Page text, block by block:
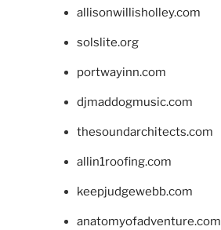
allisonwillisholley.com
solslite.org
portwayinn.com
djmaddogmusic.com
thesoundarchitects.com
allin1roofing.com
keepjudgewebb.com
anatomyofadventure.com